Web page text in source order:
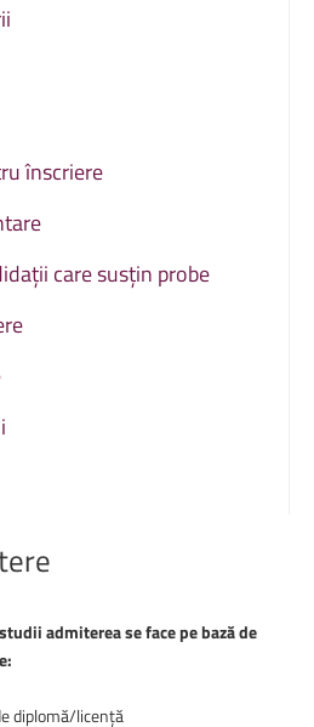
înscriere
care susțin probe
admiterea se face pe bază de
diplomă/licență